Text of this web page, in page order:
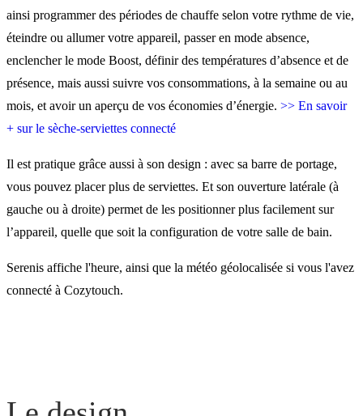
ainsi programmer des périodes de chauffe selon votre rythme de vie,
éteindre ou allumer votre appareil, passer en mode absence,
enclencher le mode Boost, définir des températures d’absence et de
présence, mais aussi suivre vos consommations, à la semaine ou au
mois, et avoir un aperçu de vos économies d’énergie. >> En savoir
+ sur le sèche-serviettes connecté
Il est pratique grâce aussi à son design : avec sa barre de portage,
vous pouvez placer plus de serviettes. Et son ouverture latérale (à
gauche ou à droite) permet de les positionner plus facilement sur
l’appareil, quelle que soit la configuration de votre salle de bain.
Serenis affiche l'heure, ainsi que la météo géolocalisée si vous l'avez
connecté à Cozytouch.